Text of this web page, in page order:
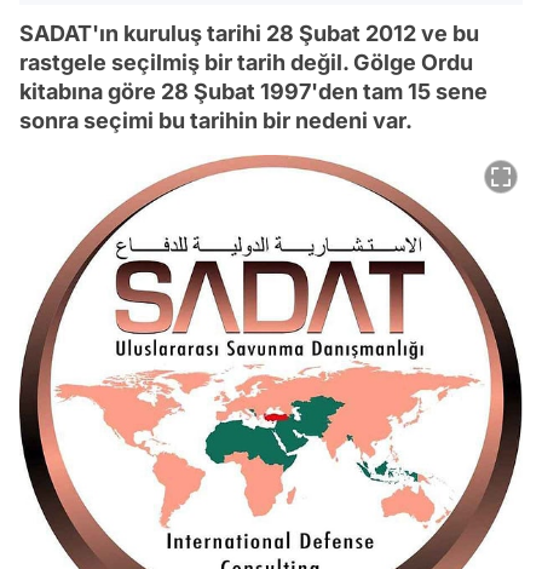
SADAT'ın kuruluş tarihi 28 Şubat 2012 ve bu
rastgele seçilmiş bir tarih değil. Gölge Ordu
kitabına göre 28 Şubat 1997'den tam 15 sene
sonra seçimi bu tarihin bir nedeni var.